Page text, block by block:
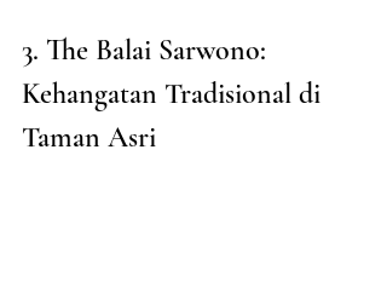
3. The Balai Sarwono:
Kehangatan Tradisional di
Taman Asri